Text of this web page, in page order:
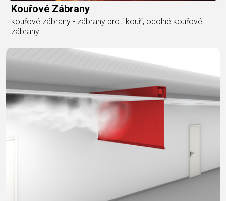
Kouřové Zábrany
kouřové zábrany - zábrany proti kouři, odolné kouřové
zábrany